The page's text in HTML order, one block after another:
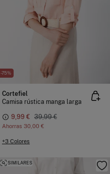
-75%
Cortefiel
Camisa rústica manga larga
9,99 € 39,99 €
Ahorras 30,00 €
+3 Colores
SIMILARES